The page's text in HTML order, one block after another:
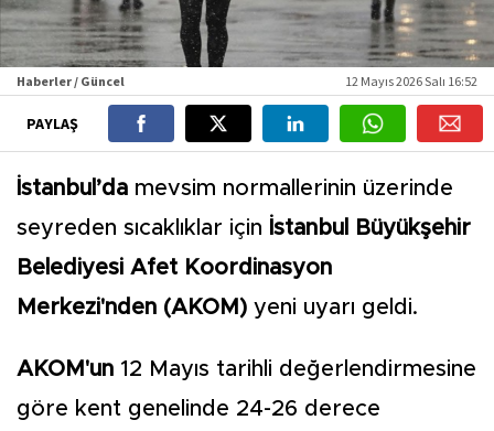
Haberler / Güncel 12 Mayıs 2026 Salı 16:52
PAYLAŞ
İstanbul’da mevsim normallerinin üzerinde
seyreden sıcaklıklar için İstanbul Büyükşehir
Belediyesi Afet Koordinasyon
Merkezi'nden (AKOM) yeni uyarı geldi.
AKOM'un 12 Mayıs tarihli değerlendirmesine
göre kent genelinde 24-26 derece